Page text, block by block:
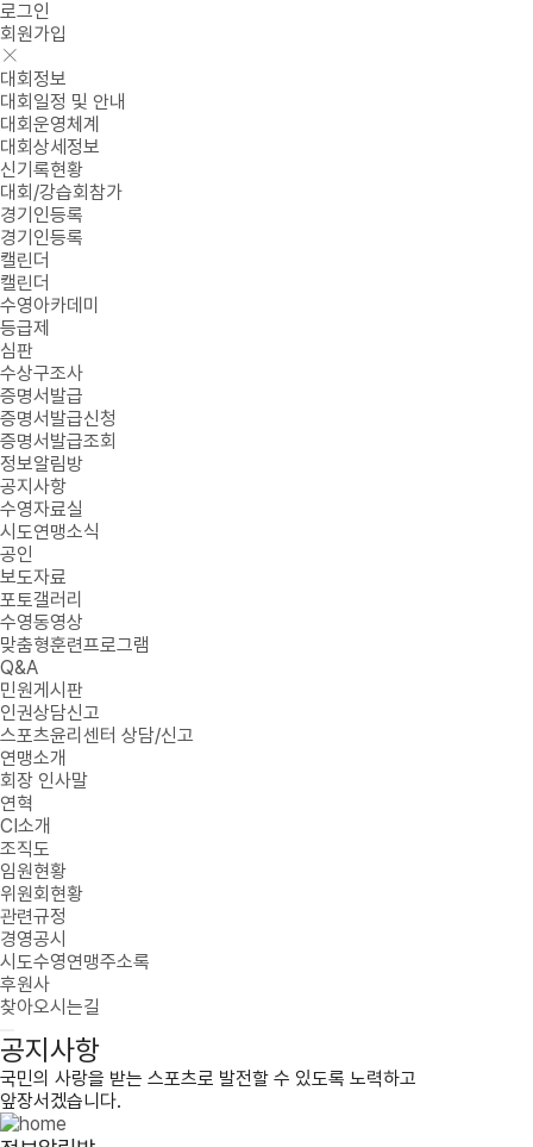
로그인
회원가입
대회정보
대회일정 및 안내
대회운영체계
대회상세정보
신기록현황
대회/강습회참가
경기인등록
경기인등록
캘린더
캘린더
수영아카데미
등급제
심판
수상구조사
증명서발급
증명서발급신청
증명서발급조회
정보알림방
공지사항
수영자료실
시도연맹소식
공인
보도자료
포토갤러리
수영동영상
맞춤형훈련프로그램
Q&A
민원게시판
인권상담신고
스포츠윤리센터 상담/신고
연맹소개
회장 인사말
연혁
CI소개
조직도
임원현황
위원회현황
관련규정
경영공시
시도수영연맹주소록
후원사
찾아오시는길
공지사항
국민의 사랑을 받는 스포츠로 발전할 수 있도록 노력하고
앞장서겠습니다.